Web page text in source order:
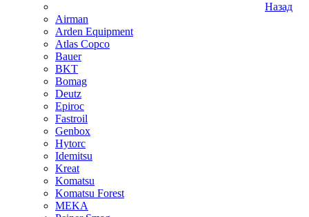
Назад
Airman
Arden Equipment
Atlas Сopco
Bauer
BKT
Bomag
Deutz
Epiroc
Fastroil
Genbox
Hytorc
Idemitsu
Kreat
Komatsu
Komatsu Forest
MEKA